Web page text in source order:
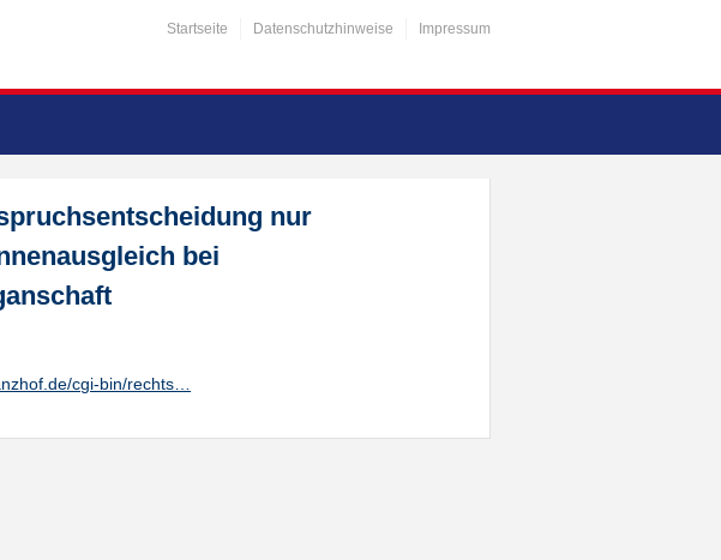
Startseite Datenschutzhinweise Impressum
nur
bei
cgi-bin/rechts…